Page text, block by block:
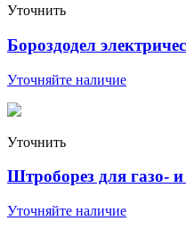
Уточнить
Бороздодел
Уточняйте наличие
Уточнить
Штроборез для газо-
Уточняйте наличие